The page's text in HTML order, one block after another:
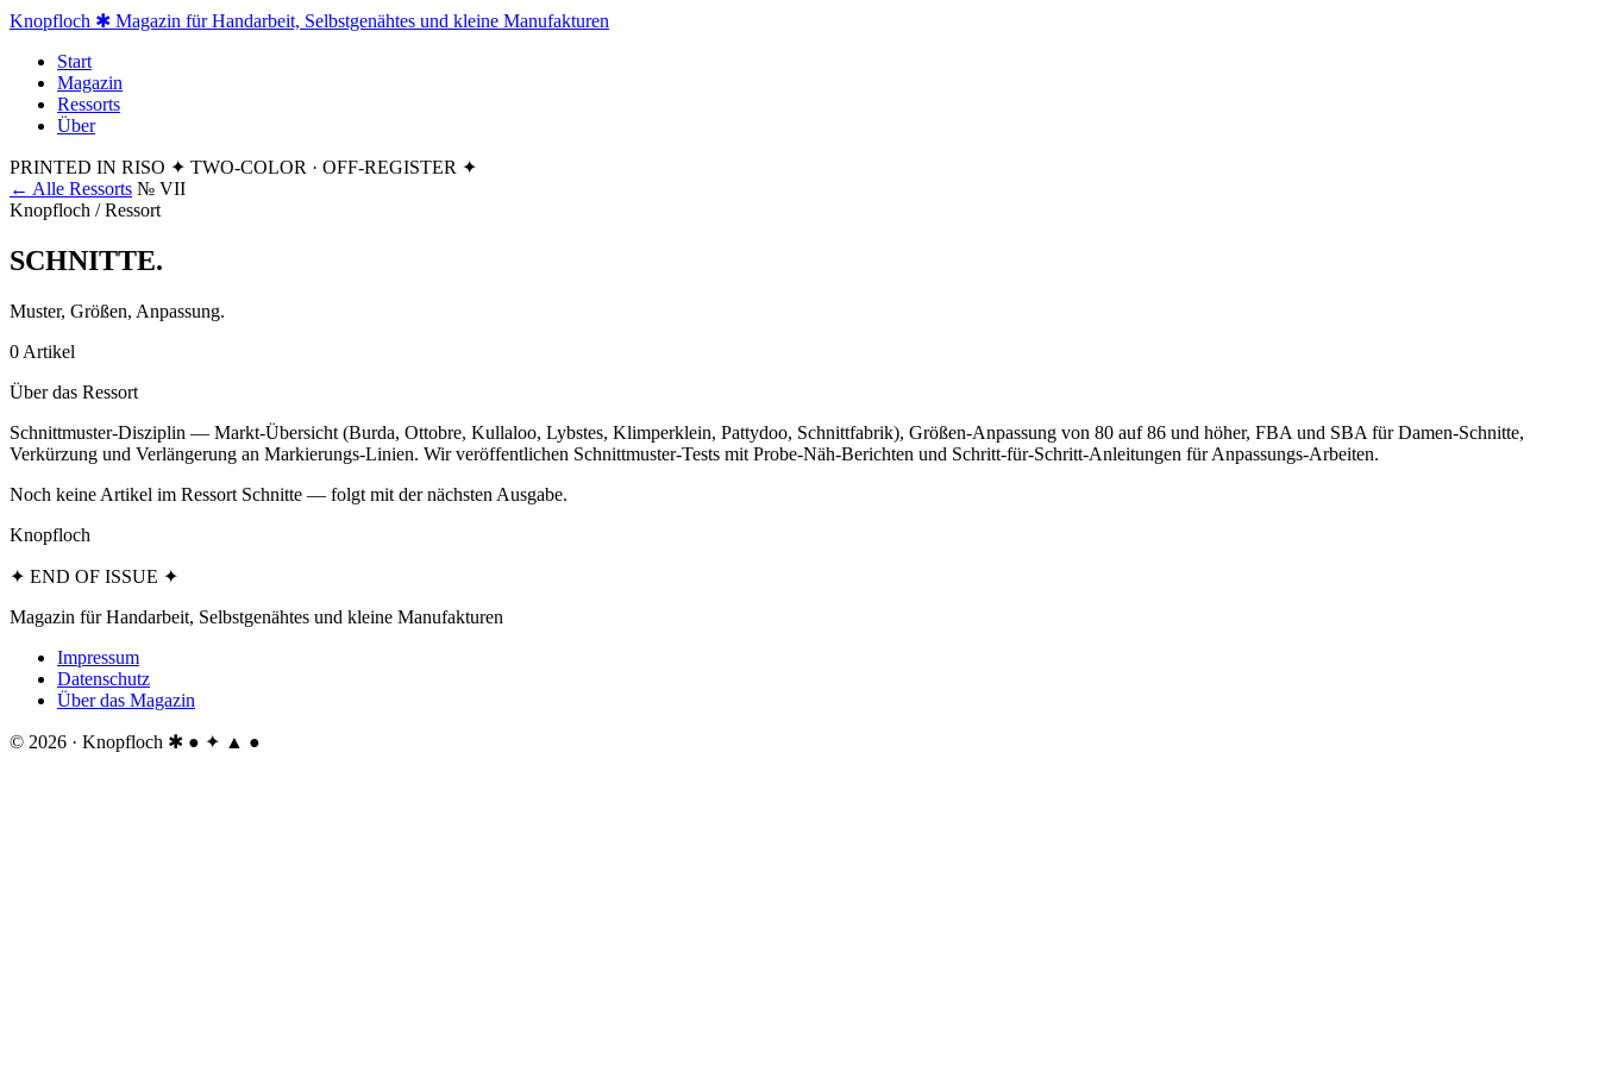
Knopfloch ✱ Magazin für Handarbeit, Selbstgenähtes und kleine Manufakturen
Start
Magazin
Ressorts
Über
PRINTED IN RISO ✦ TWO-COLOR · OFF-REGISTER ✦
← Alle Ressorts № VII
Knopfloch / Ressort
SCHNITTE.
Muster, Größen, Anpassung.
0 Artikel
Über das Ressort
Schnittmuster-Disziplin — Markt-Übersicht (Burda, Ottobre, Kullaloo, Lybstes, Klimperklein, Pattydoo, Schnittfabrik), Größen-Anpassung von 80 auf 86 und höher, FBA und SBA für Damen-Schnitte,
Verkürzung und Verlängerung an Markierungs-Linien. Wir veröffentlichen Schnittmuster-Tests mit Probe-Näh-Berichten und Schritt-für-Schritt-Anleitungen für Anpassungs-Arbeiten.
Noch keine Artikel im Ressort Schnitte — folgt mit der nächsten Ausgabe.
Knopfloch
✦ END OF ISSUE ✦
Magazin für Handarbeit, Selbstgenähtes und kleine Manufakturen
Impressum
Datenschutz
Über das Magazin
© 2026 · Knopfloch ✱ ● ✦ ▲ ●